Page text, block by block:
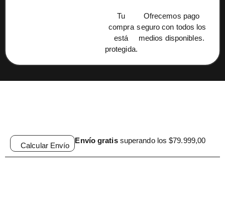
Tu
compra
está
protegida.
Ofrecemos pago
seguro con todos los
medios disponibles.
Calcular Envío
Envío gratissuperando los $79.999,00